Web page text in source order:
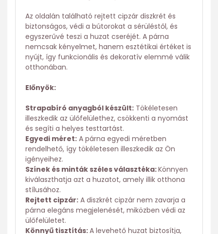
Az oldalán található rejtett cipzár diszkrét és
biztonságos, védi a bútorokat a sérüléstől, és
egyszerűvé teszi a huzat cseréjét. A párna
nemcsak kényelmet, hanem esztétikai értéket is
nyújt, így funkcionális és dekoratív elemmé válik
otthonában.
Előnyök:
Strapabíró anyagból készült: Tökéletesen
illeszkedik az ülőfelülethez, csökkenti a nyomást
és segíti a helyes testtartást.
Egyedi méret: A párna egyedi méretben
rendelhető, így tökéletesen illeszkedik az Ön
igényeihez.
Színek és minták széles választéka:Könnyen
kiválaszthatja azt a huzatot, amely illik otthona
stílusához.
Rejtett cipzár: A diszkrét cipzár nem zavarja a
párna elegáns megjelenését, miközben védi az
ülőfelületet.
Könnyű tisztítás:A levehető huzat biztosítja,